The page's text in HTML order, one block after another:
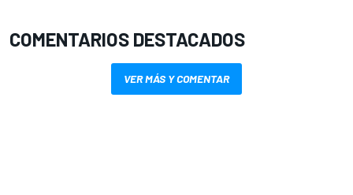
COMENTARIOS DESTACADOS
VER MÁS Y COMENTAR